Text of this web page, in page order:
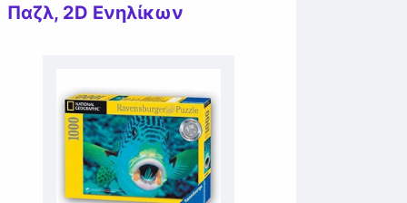
Παζλ, 2D Ενηλίκων